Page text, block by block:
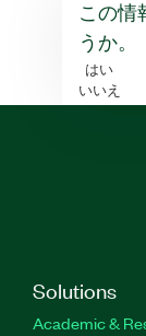
この情
うか。
はい
いいえ
Solutions
Academic &